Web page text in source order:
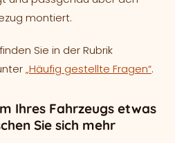
montiert.
Sie in der Rubrik
„Häufig gestellte Fragen“.
Ihres Fahrzeugs etwas
Sie sich mehr